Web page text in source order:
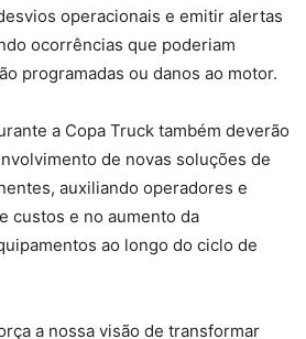
operacionais e emitir alertas
ocorrências que poderiam
programadas ou danos ao motor.
a Copa Truck também deverão
de novas soluções de
auxiliando operadores e
custos e no aumento da
ao longo do ciclo de
a nossa visão de transformar